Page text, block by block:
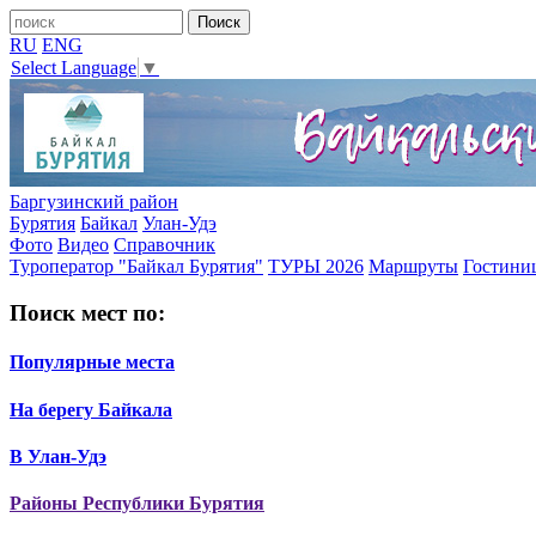
RU ENG
Select Language ▼
Баргузинский район
Бурятия Байкал Улан-Удэ
Фото Видео Справочник
Туроператор "Байкал Бурятия" ТУРЫ 2026 Маршруты
Поиск мест по:
Популярные места
На берегу Байкала
В Улан-Удэ
Районы Республики Бурятия